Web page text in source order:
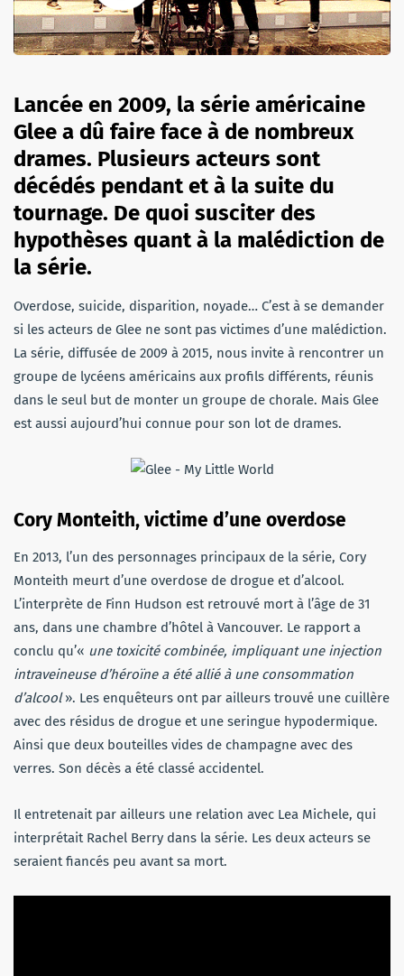
Lancée en 2009, la série américaine
Glee a dû faire face à de nombreux
drames. Plusieurs acteurs sont
décédés pendant et à la suite du
tournage. De quoi susciter des
hypothèses quant à la malédiction de
la série.
Overdose, suicide, disparition, noyade… C’est à se demander
si les acteurs de Glee ne sont pas victimes d’une malédiction.
La série, diffusée de 2009 à 2015, nous invite à rencontrer un
groupe de lycéens américains aux profils différents, réunis
dans le seul but de monter un groupe de chorale. Mais Glee
est aussi aujourd’hui connue pour son lot de drames.
Cory Monteith, victime d’une overdose
En 2013, l’un des personnages principaux de la série, Cory
Monteith meurt d’une overdose de drogue et d’alcool.
L’interprète de Finn Hudson est retrouvé mort à l’âge de 31
ans, dans une chambre d’hôtel à Vancouver. Le rapport a
conclu qu’« une toxicité combinée, impliquant une injection
intraveineuse d’héroïne a été allié à une consommation
d’alcool». Les enquêteurs ont par ailleurs trouvé une cuillère
avec des résidus de drogue et une seringue hypodermique.
Ainsi que deux bouteilles vides de champagne avec des
verres. Son décès a été classé accidentel.
Il entretenait par ailleurs une relation avec Lea Michele, qui
interprétait Rachel Berry dans la série. Les deux acteurs se
seraient fiancés peu avant sa mort.